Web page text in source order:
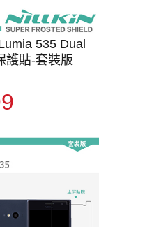
535 Dual
護貼-套裝版